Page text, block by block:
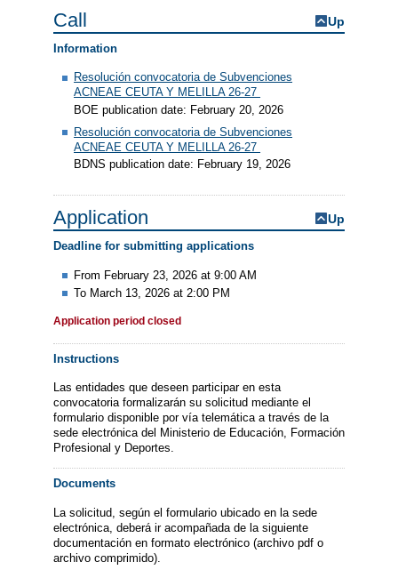
Call Up
Information
Resolución convocatoria de Subvenciones
ACNEAE CEUTA Y MELILLA 26-27
BOE publication date: February 20, 2026
Resolución convocatoria de Subvenciones
ACNEAE CEUTA Y MELILLA 26-27
BDNS publication date: February 19, 2026
Application Up
Deadline for submitting applications
From February 23, 2026 at 9:00 AM
To March 13, 2026 at 2:00 PM
Application period closed
Instructions
Las entidades que deseen participar en esta
convocatoria formalizarán su solicitud mediante el
formulario disponible por vía telemática a través de la
sede electrónica del Ministerio de Educación, Formación
Profesional y Deportes.
Documents
La solicitud, según el formulario ubicado en la sede
electrónica, deberá ir acompañada de la siguiente
documentación en formato electrónico (archivo pdf o
archivo comprimido).